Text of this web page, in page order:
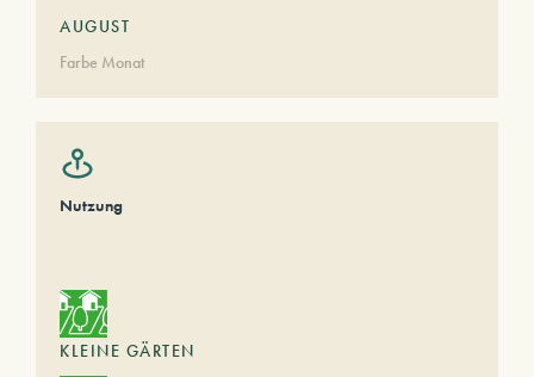
AUGUST
Farbe Monat
Nutzung
KLEINE GÄRTEN